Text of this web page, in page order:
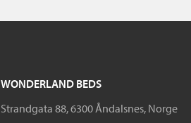
WONDERLAND BEDS
Strandgata 88, 6300 Åndalsnes, Norge